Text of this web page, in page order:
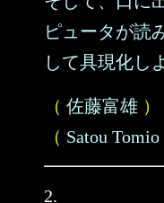
ピュータが読
して具現化し
（ 佐藤富雄 ）
（ Satou Tomio
2.